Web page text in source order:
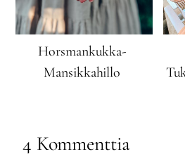
Horsmankukka-
Mansikkahillo
4 Kommenttia